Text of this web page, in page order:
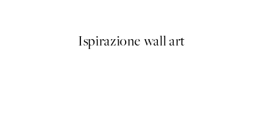
Ispirazione wall art